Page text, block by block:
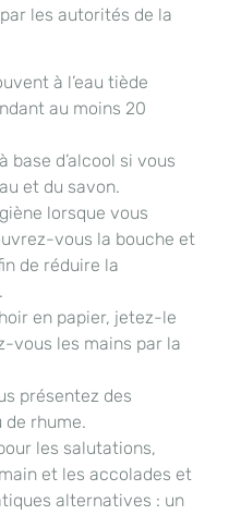
les autorités de la
à l’eau tiède
au moins 20
d’alcool si vous
et du savon.
lorsque vous
vous la bouche et
de réduire la
en papier, jetez-le
vous les mains par la
présentez des
de rhume.
les salutations,
et les accolades et
alternatives : un